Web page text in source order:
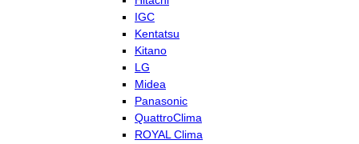
IGC
Kentatsu
Kitano
LG
Midea
Panasonic
QuattroClima
ROYAL Clima